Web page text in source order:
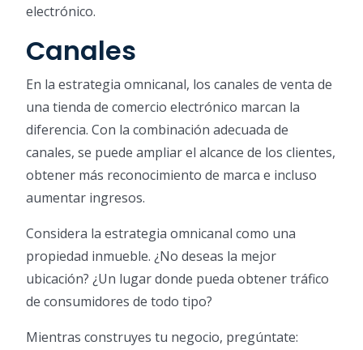
electrónico.
Canales
En la estrategia omnicanal, los canales de venta de
una tienda de comercio electrónico marcan la
diferencia. Con la combinación adecuada de
canales, se puede ampliar el alcance de los clientes,
obtener más reconocimiento de marca e incluso
aumentar ingresos.
Considera la estrategia omnicanal como una
propiedad inmueble. ¿No deseas la mejor
ubicación? ¿Un lugar donde pueda obtener tráfico
de consumidores de todo tipo?
Mientras construyes tu negocio, pregúntate: